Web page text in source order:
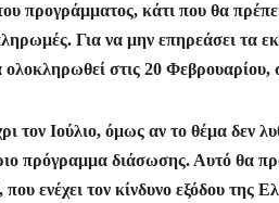
προγράμματος, κάτι που θα
Για να μην επηρεάσει τα
ολοκληρωθεί στις 20
τον Ιούλιο, όμως αν το θέμα δεν
πρόγραμμα διάσωσης. Αυτό θα
ενέχει τον κίνδυνο εξόδου της